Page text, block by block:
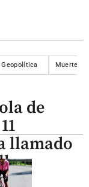
Geopolítica Muerte
de
llamado